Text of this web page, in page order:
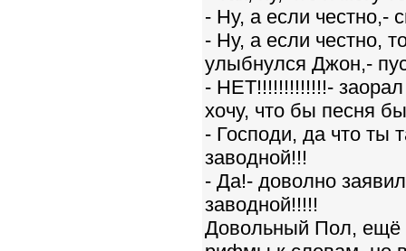
- Ну, а если честно,-
- Ну, а если честно,
улыбнулся Джон,-
- НЕТ!!!!!!!!!!!!!-
хочу, что бы песня
- Господи, да что ты
заводной!!!
- Да!- доволно
заводной!!!!!
Довольный Пол, ещё